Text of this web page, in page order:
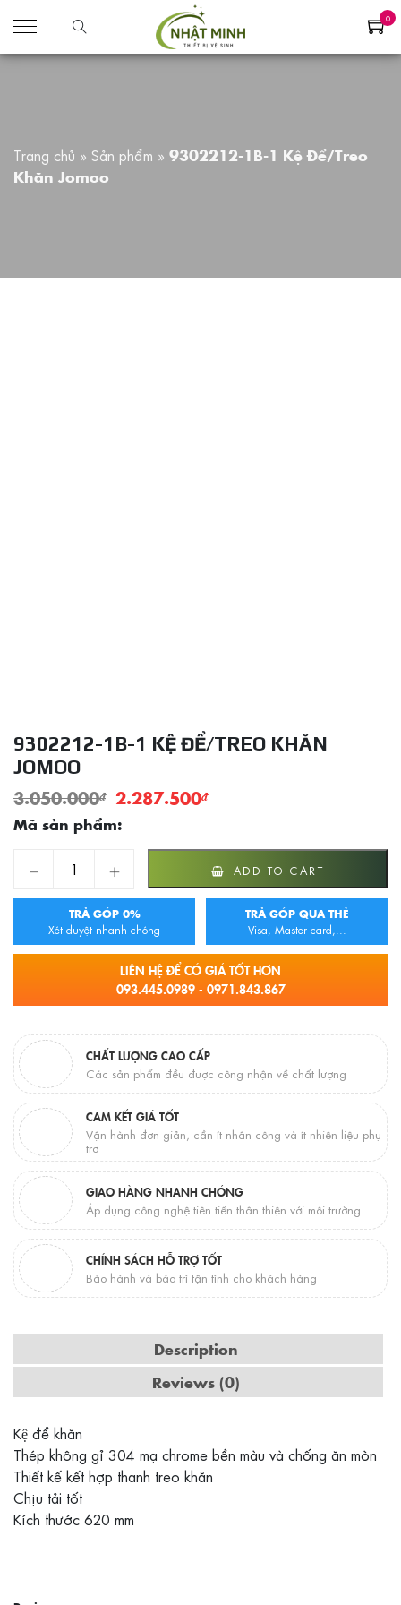
0
Trang chủ » Sản phẩm » 9302212-1B-1 Kệ Để/Treo
Khăn Jomoo
9302212-1B-1 KỆ ĐỂ/TREO KHĂN
JOMOO
3.050.000₫ 2.287.500₫
Mã sản phẩm:
9302212-1B-1 Kệ Để/Treo Khăn Jomoo quantity
ADD TO CART
TRẢ GÓP 0%
Xét duyệt nhanh chóng
TRẢ GÓP QUA THẺ
Visa, Master card,...
LIÊN HỆ ĐỂ CÓ GIÁ TỐT HƠN
093.445.0989 - 0971.843.867
CHẤT LƯỢNG CAO CẤP
Các sản phẩm đều được công nhận về chất lượng
CAM KẾT GIÁ TỐT
Vận hành đơn giản, cần ít nhân công và ít nhiên liệu phụ
trợ
GIAO HÀNG NHANH CHÓNG
Áp dụng công nghệ tiên tiến thân thiện với môi trường
CHÍNH SÁCH HỖ TRỢ TỐT
Bảo hành và bảo trì tận tình cho khách hàng
Description
Reviews (0)
Kệ để khăn
Thép không gỉ 304 mạ chrome bền màu và chống ăn mòn
Thiết kế kết hợp thanh treo khăn
Chịu tải tốt
Kích thước 620 mm